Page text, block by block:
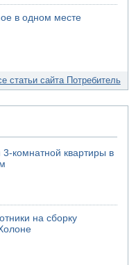
в одном месте
статьи сайта Потребитель
комнатной квартиры в
на сборку